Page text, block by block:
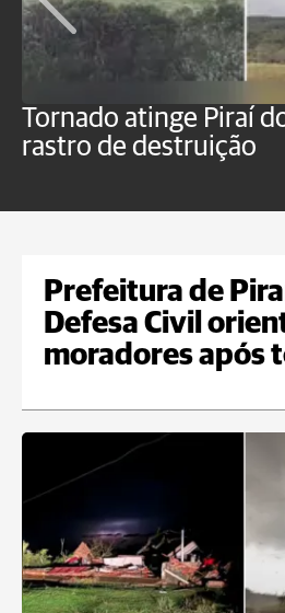
Tornado atinge Piraí
rastro de destruição
Prefeitura de
Defesa Civil
moradores após